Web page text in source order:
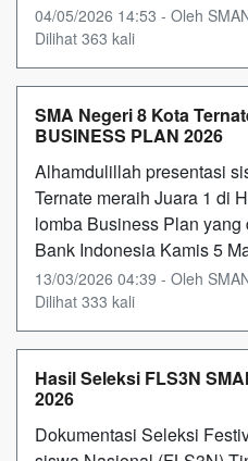
04/05/2026 14:53 - Oleh
Dilihat 363 kali
SMA Negeri 8 Kota
BUSINESS PLAN 2026
Alhamdulillah presentasi
Ternate meraih Juara 1 di
lomba Business Plan
Bank Indonesia Kamis 5
13/03/2026 04:39 - Oleh
Dilihat 333 kali
Hasil Seleksi FLS3N
2026
Dokumentasi Seleksi